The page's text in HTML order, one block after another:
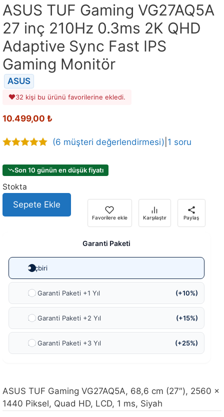
ASUS TUF Gaming VG27AQ5A
27 inç 210Hz 0.3ms 2K QHD
Adaptive Sync Fast IPS
Gaming Monitör
ASUS
32 kişi bu ürünü favorilerine ekledi.
10.499,00 ₺
5
(6 müşteri değerlendirmesi) 1 soru
Son 10 günün en düşük fiyatı
Stokta
Sepete Ekle
Favorilere ekle Karşılaştır Paylaş
Garanti Paketi
Hiçbiri
Ek Garanti Paketi +1 Yıl (+10%)
Ek Garanti Paketi +2 Yıl (+15%)
Ek Garanti Paketi +3 Yıl (+25%)
ASUS TUF Gaming VG27AQ5A, 68,6 cm (27″), 2560 x
1440 Piksel, Quad HD, LCD, 1 ms, Siyah